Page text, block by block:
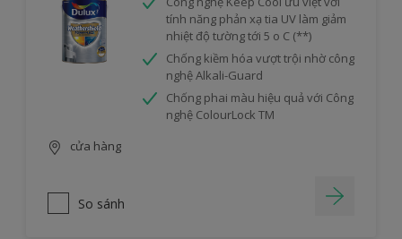
tính năng phản xạ tia UV làm giảm
nhiệt độ tường tới 5 o C (**)
Chống kiềm hóa vượt trội nhờ công
nghệ Alkali-Guard
Chống phai màu hiệu quả với Công
nghệ ColourLock TM
cửa hàng
So sánh